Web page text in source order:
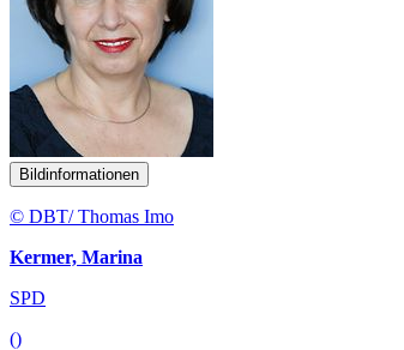
Bildinformationen
© DBT/ Thomas Imo
Kermer, Marina
SPD
()